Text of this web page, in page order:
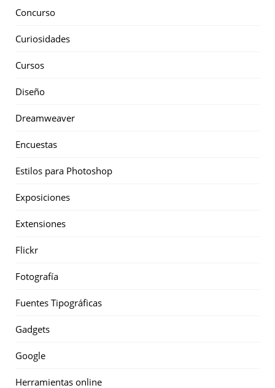
Concurso
Curiosidades
Cursos
Diseño
Dreamweaver
Encuestas
Estilos para Photoshop
Exposiciones
Extensiones
Flickr
Fotografía
Fuentes Tipográficas
Gadgets
Google
Herramientas online